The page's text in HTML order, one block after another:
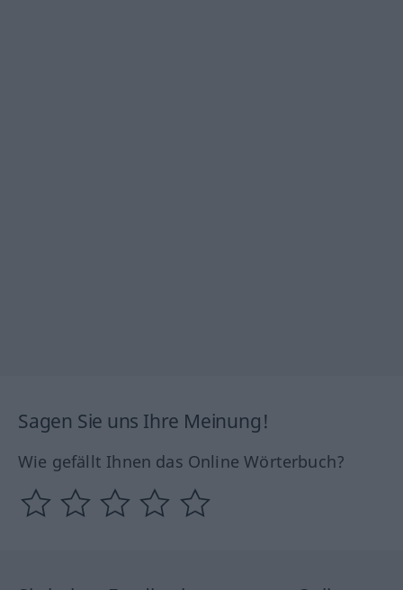
Sagen Sie uns Ihre Meinung!
Wie gefällt Ihnen das Online Wörterbuch?